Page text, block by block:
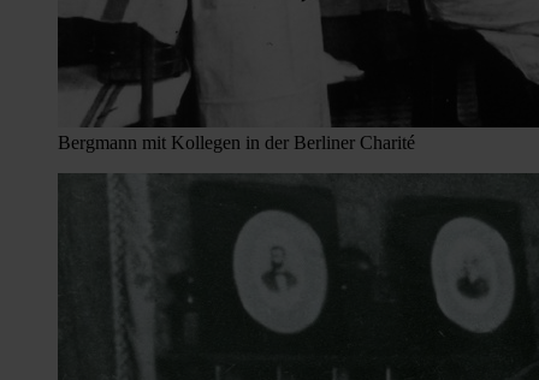
Bergmann mit Kollegen in der Berliner Charité